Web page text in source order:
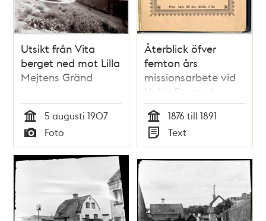
Utsikt från Vita
berget ned mot Lilla
Mejtens Gränd
Tid
5 augusti 1907
Typ
Foto
Återblick öfver
femton års
missionsarbete vid
Hvita Bergen i
Stockholm : från
hösten 1876 till
hösten 1891 / [Elsa
Borg]
Tid
1876 till 1891
Typ
Text